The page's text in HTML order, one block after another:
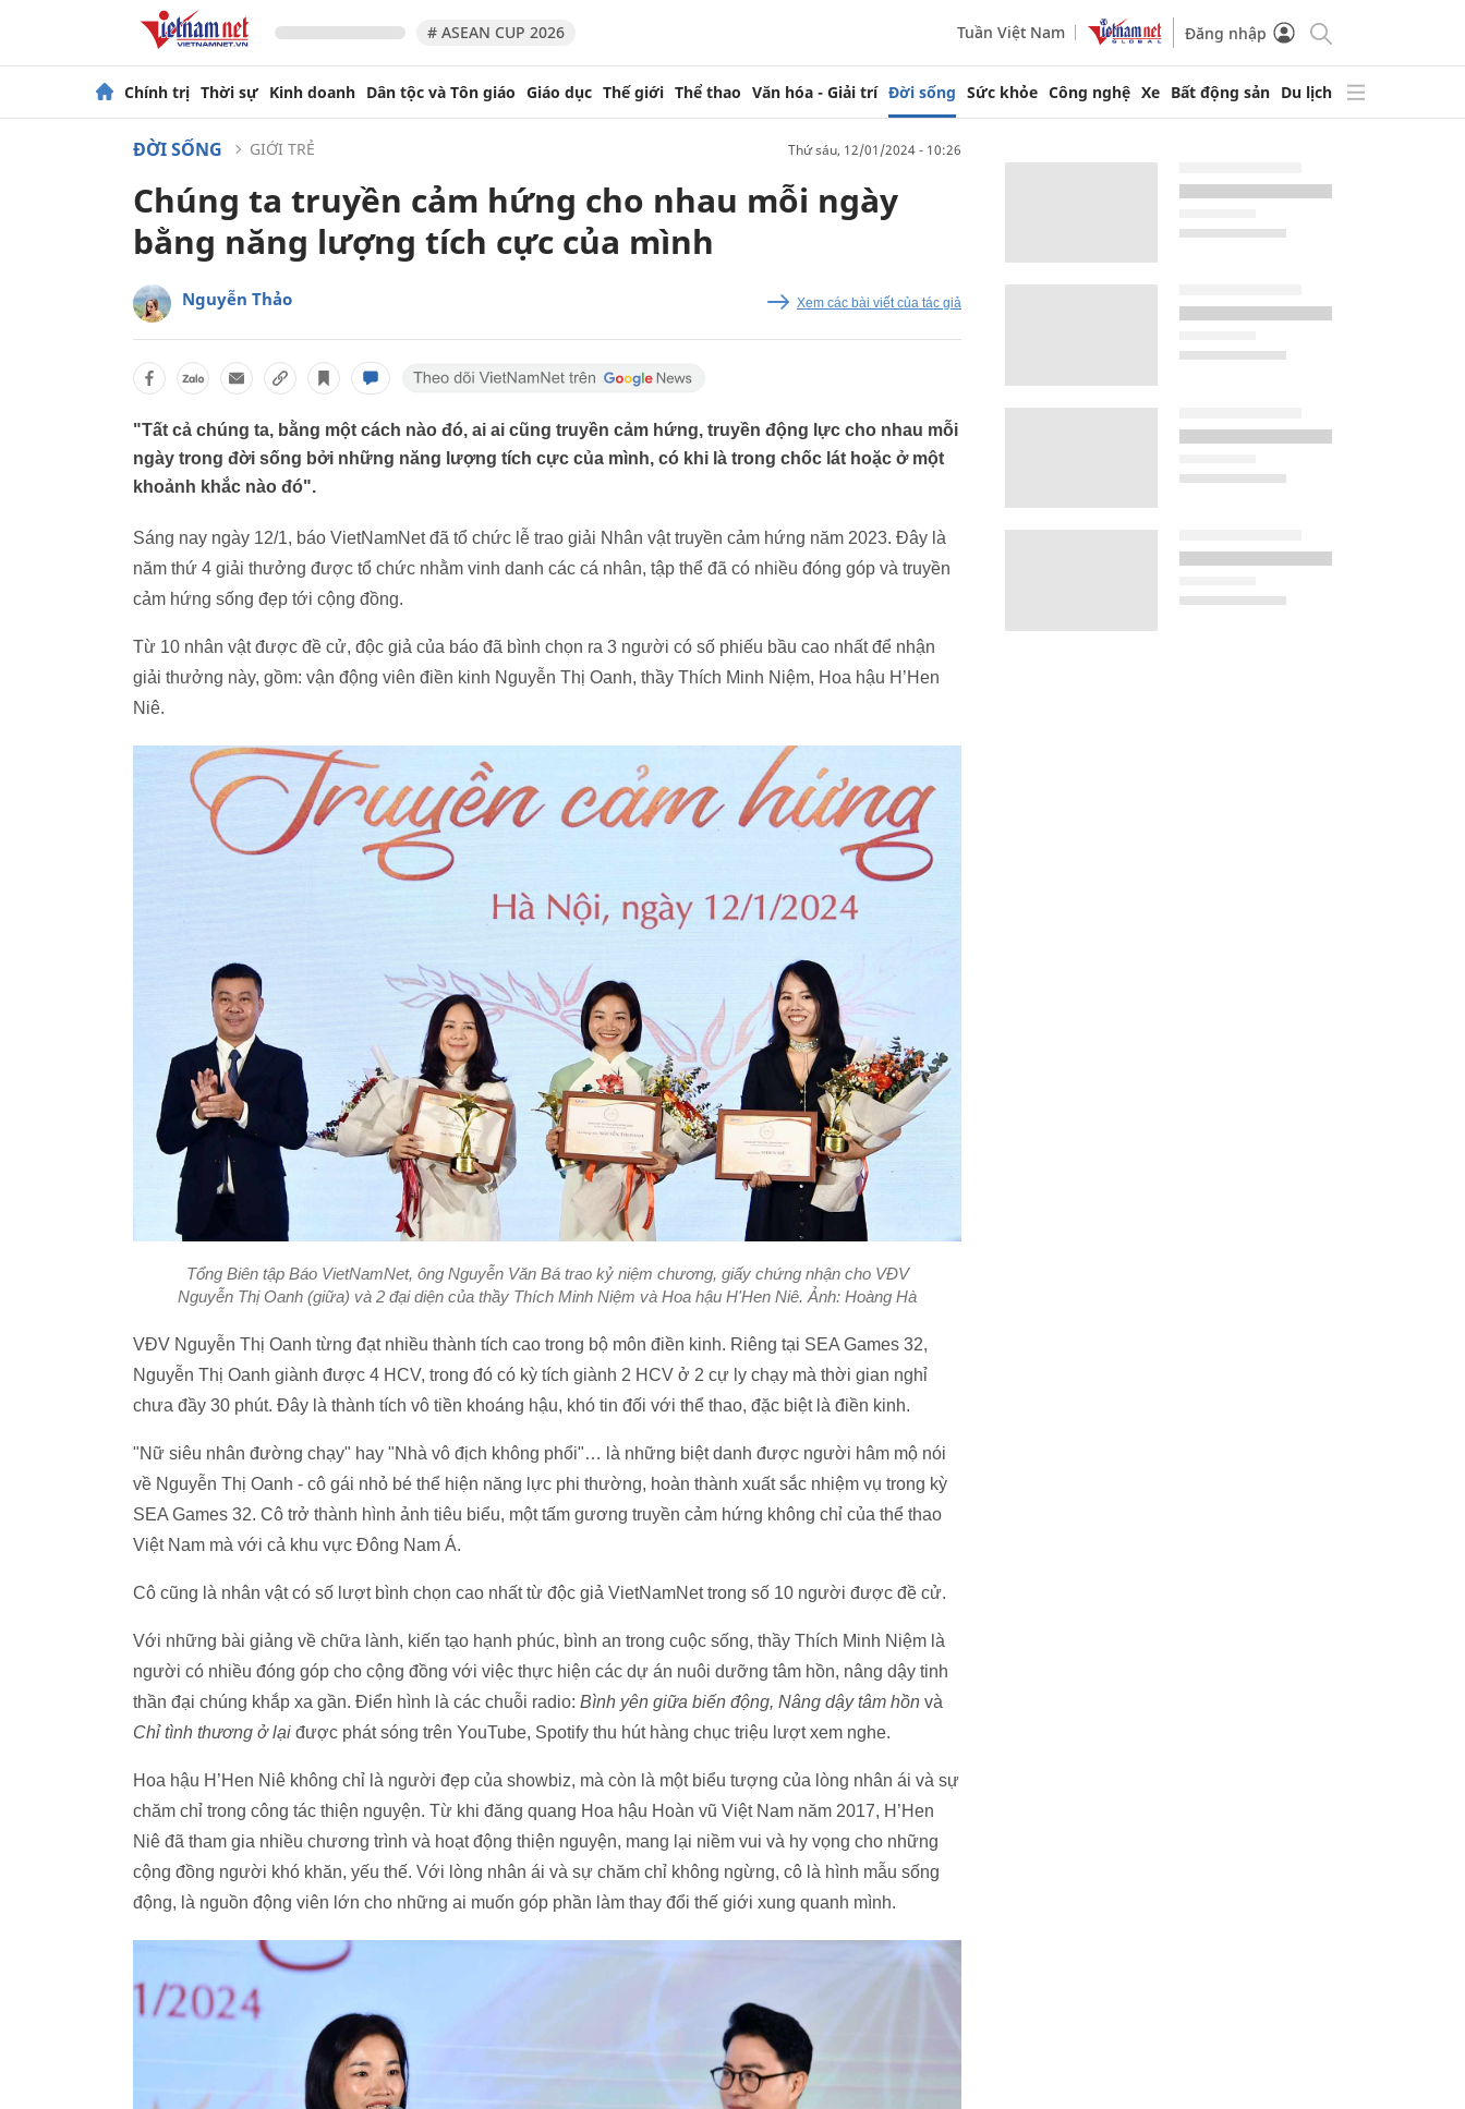
# ASEAN CUP 2026 Tuần Việt Nam Đăng nhập
Chính trị Thời sự Kinh doanh Dân tộc và Tôn giáo Giáo dục Thế giới Thể thao Văn hóa - Giải trí Đời sống Sức khỏe Công nghệ Xe Bất động sản Du lịch
ĐỜI SỐNG GIỚI TRẺ thứ sáu, 12/01/2024 - 10:26
Chúng ta truyền cảm hứng cho nhau mỗi ngày
bằng năng lượng tích cực của mình
Nguyễn Thảo Xem các bài viết của tác giả
"Tất cả chúng ta, bằng một cách nào đó, ai ai cũng truyền cảm hứng, truyền động lực cho nhau mỗi
ngày trong đời sống bởi những năng lượng tích cực của mình, có khi là trong chốc lát hoặc ở một
khoảnh khắc nào đó".
Sáng nay ngày 12/1, báo VietNamNet đã tổ chức lễ trao giải Nhân vật truyền cảm hứng năm 2023. Đây là
năm thứ 4 giải thưởng được tổ chức nhằm vinh danh các cá nhân, tập thể đã có nhiều đóng góp và truyền
cảm hứng sống đẹp tới cộng đồng.
Từ 10 nhân vật được đề cử, độc giả của báo đã bình chọn ra 3 người có số phiếu bầu cao nhất để nhận
giải thưởng này, gồm: vận động viên điền kinh Nguyễn Thị Oanh, thầy Thích Minh Niệm, Hoa hậu H’Hen
Niê.
Tổng Biên tập Báo VietNamNet, ông Nguyễn Văn Bá trao kỷ niệm chương, giấy chứng nhận cho VĐV
Nguyễn Thị Oanh (giữa) và 2 đại diện của thầy Thích Minh Niệm và Hoa hậu H'Hen Niê. Ảnh: Hoàng Hà
VĐV Nguyễn Thị Oanh từng đạt nhiều thành tích cao trong bộ môn điền kinh. Riêng tại SEA Games 32,
Nguyễn Thị Oanh giành được 4 HCV, trong đó có kỳ tích giành 2 HCV ở 2 cự ly chạy mà thời gian nghỉ
chưa đầy 30 phút. Đây là thành tích vô tiền khoáng hậu, khó tin đối với thể thao, đặc biệt là điền kinh.
"Nữ siêu nhân đường chạy" hay "Nhà vô địch không phổi"… là những biệt danh được người hâm mộ nói
về Nguyễn Thị Oanh - cô gái nhỏ bé thể hiện năng lực phi thường, hoàn thành xuất sắc nhiệm vụ trong kỳ
SEA Games 32. Cô trở thành hình ảnh tiêu biểu, một tấm gương truyền cảm hứng không chỉ của thể thao
Việt Nam mà với cả khu vực Đông Nam Á.
Cô cũng là nhân vật có số lượt bình chọn cao nhất từ độc giả VietNamNet trong số 10 người được đề cử.
Với những bài giảng về chữa lành, kiến tạo hạnh phúc, bình an trong cuộc sống, thầy Thích Minh Niệm là
người có nhiều đóng góp cho cộng đồng với việc thực hiện các dự án nuôi dưỡng tâm hồn, nâng dậy tinh
thần đại chúng khắp xa gần. Điển hình là các chuỗi radio: Bình yên giữa biến động, Nâng dậy tâm hồn và
Chỉ tình thương ở lại được phát sóng trên YouTube, Spotify thu hút hàng chục triệu lượt xem nghe.
Hoa hậu H’Hen Niê không chỉ là người đẹp của showbiz, mà còn là một biểu tượng của lòng nhân ái và sự
chăm chỉ trong công tác thiện nguyện. Từ khi đăng quang Hoa hậu Hoàn vũ Việt Nam năm 2017, H’Hen
Niê đã tham gia nhiều chương trình và hoạt động thiện nguyện, mang lại niềm vui và hy vọng cho những
cộng đồng người khó khăn, yếu thế. Với lòng nhân ái và sự chăm chỉ không ngừng, cô là hình mẫu sống
động, là nguồn động viên lớn cho những ai muốn góp phần làm thay đổi thế giới xung quanh mình.